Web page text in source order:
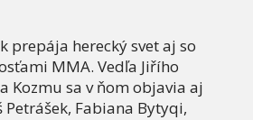
prepája herecký svet aj so
MMA. Vedľa Jiřího
Kozmu sa v ňom objavia aj
Petrášek, Fabiana Bytyqi,